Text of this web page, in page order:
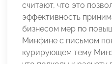
считают, что это
эффективность
бизнесом мер по
Минфине с письмом
курирующем тему